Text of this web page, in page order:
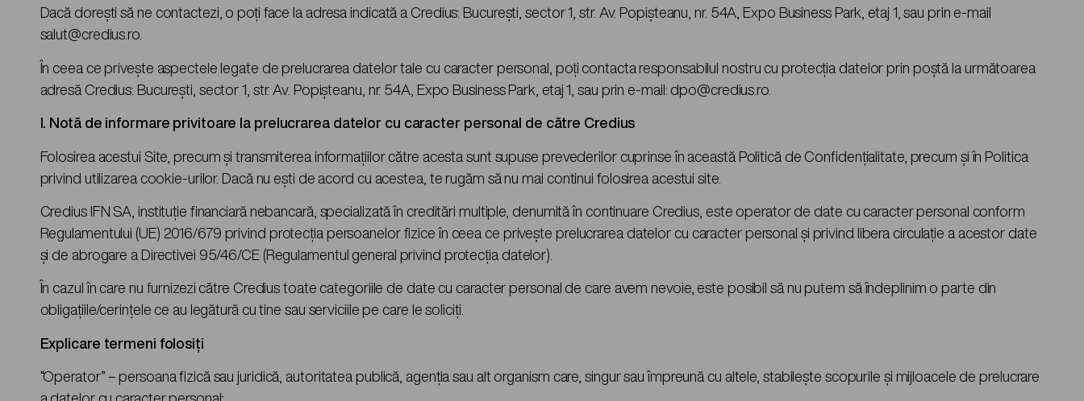
Dacă dorești să ne contactezi, o poți face la adresa indicată a Credius: București, sector 1, str. Av. Popișteanu, nr. 54A, Expo Business Park, etaj 1, sau prin e-mail
salut@credius.ro.
În ceea ce privește aspectele legate de prelucrarea datelor tale cu caracter personal, poți contacta responsabilul nostru cu protecția datelor prin poștă la următoarea
adresă Credius: București, sector 1, str. Av. Popișteanu, nr. 54A, Expo Business Park, etaj 1, sau prin e-mail: dpo@credius.ro.
I. Notă de informare privitoare la prelucrarea datelor cu caracter personal de către Credius
Folosirea acestui Site, precum și transmiterea informațiilor către acesta sunt supuse prevederilor cuprinse în această Politică de Confidențialitate, precum și în Politica
privind utilizarea cookie-urilor. Dacă nu ești de acord cu acestea, te rugăm să nu mai continui folosirea acestui site.
Credius IFN SA, instituție financiară nebancară, specializată în creditări multiple, denumită în continuare Credius, este operator de date cu caracter personal conform
Regulamentului (UE) 2016/679 privind protecţia persoanelor fizice în ceea ce priveşte prelucrarea datelor cu caracter personal şi privind libera circulaţie a acestor date
şi de abrogare a Directivei 95/46/CE (Regulamentul general privind protecţia datelor).
În cazul în care nu furnizezi către Credius toate categoriile de date cu caracter personal de care avem nevoie, este posibil să nu putem să îndeplinim o parte din
obligațiile/cerințele ce au legătură cu tine sau serviciile pe care le soliciți.
Explicare termeni folosiți
“Operator” – persoana fizică sau juridică, autoritatea publică, agenţia sau alt organism care, singur sau împreună cu altele, stabileşte scopurile şi mijloacele de prelucrare
a datelor cu caracter personal;